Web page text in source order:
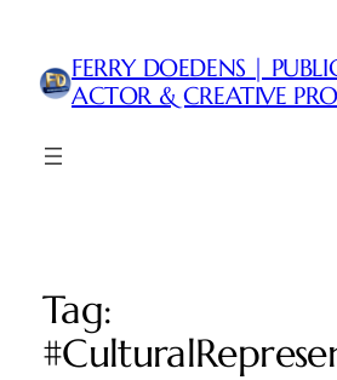
FERRY DOEDENS |
ACTOR & CREATIVE
Tag: